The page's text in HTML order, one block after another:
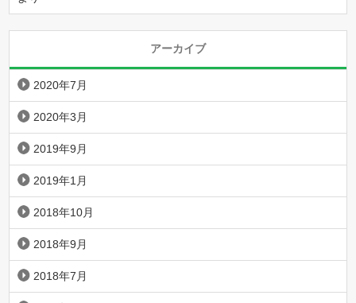
アーカイブ
2020年7月
2020年3月
2019年9月
2019年1月
2018年10月
2018年9月
2018年7月